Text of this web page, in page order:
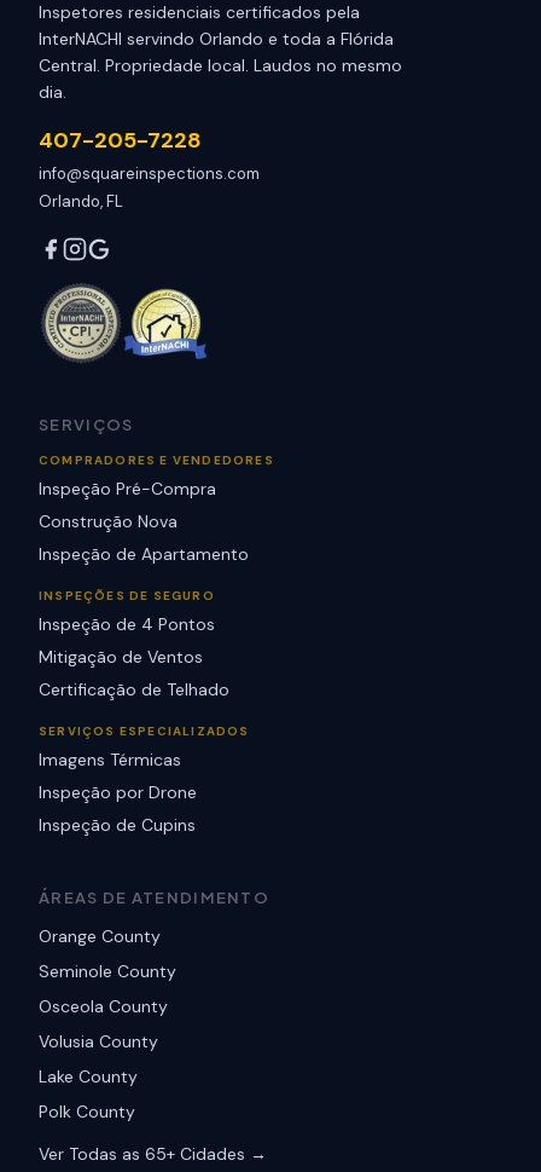
Inspetores residenciais certificados pela
InterNACHI servindo Orlando e toda a Flórida
Central. Propriedade local. Laudos no mesmo
dia.
407-205-7228
info@squareinspections.com
Orlando, FL
SERVIÇOS
COMPRADORES E VENDEDORES
Inspeção Pré-Compra
Construção Nova
Inspeção de Apartamento
INSPEÇÕES DE SEGURO
Inspeção de 4 Pontos
Mitigação de Ventos
Certificação de Telhado
SERVIÇOS ESPECIALIZADOS
Imagens Térmicas
Inspeção por Drone
Inspeção de Cupins
ÁREAS DE ATENDIMENTO
Orange County
Seminole County
Osceola County
Volusia County
Lake County
Polk County
Ver Todas as 65+ Cidades →